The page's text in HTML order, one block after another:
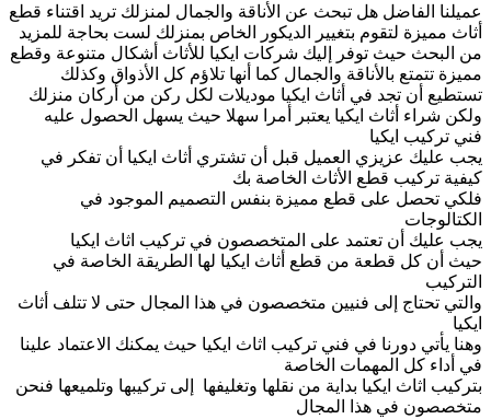
عميلنا الفاضل هل تبحث عن الأناقة والجمال لمنزلك تريد اقتناء قطع
أثاث مميزة لتقوم بتغيير الديكور الخاص بمنزلك لست بحاجة للمزيد
من البحث حيث توفر إليك شركات ايكيا للأثاث أشكال متنوعة وقطع
مميزة تتمتع بالأناقة والجمال كما أنها تلاؤم كل الأذواق وكذلك
تستطيع أن تجد في أثاث ايكيا موديلات لكل ركن من أركان منزلك
ولكن شراء أثاث ايكيا يعتبر أمرا سهلا حيث يسهل الحصول عليه
فني تركيب ايكيا
يجب عليك عزيزي العميل قبل أن تشتري أثاث ايكيا أن تفكر في
كيفية تركيب قطع الأثاث الخاصة بك
فلكي تحصل على قطع مميزة بنفس التصميم الموجود في
الكتالوجات
يجب عليك أن تعتمد على المتخصصون في تركيب اثاث ايكيا
حيث أن كل قطعة من قطع أثاث ايكيا لها الطريقة الخاصة في
التركيب
والتي تحتاج إلى فنيين متخصصون في هذا المجال حتى لا تتلف أثاث
ايكيا
وهنا يأتي دورنا في فني تركيب اثاث ايكيا حيث يمكنك الاعتماد علينا
في أداء كل المهمات الخاصة
بتركيب اثاث ايكيا بداية من نقلها وتغليفها إلى تركيبها وتلميعها فنحن
متخصصون في هذا المجال